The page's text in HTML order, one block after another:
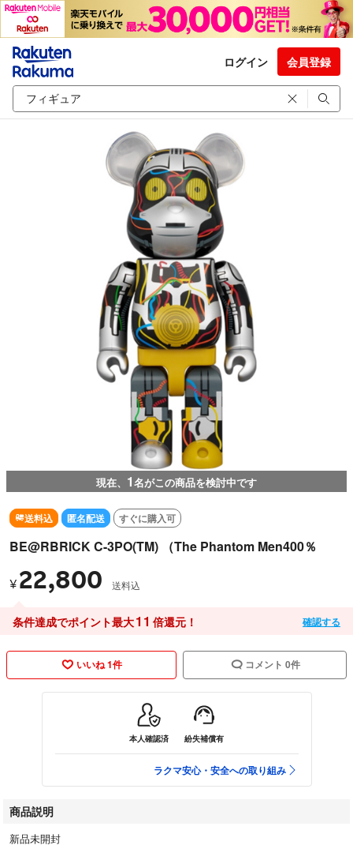
ログイン 会員登録
現在、 1名がこの商品を検討中です
送料込 匿名配送 すぐに購入可
BE@RBRICK C-3PO(TM) （The Phantom Men400％
¥ 22,800 送料込
条件達成でポイント最大11 倍還元！ 確認する
いいね 1件 コメント 0件
本人確認済 紛失補償有
ラクマ安心・安全への取り組み
商品説明
新品未開封